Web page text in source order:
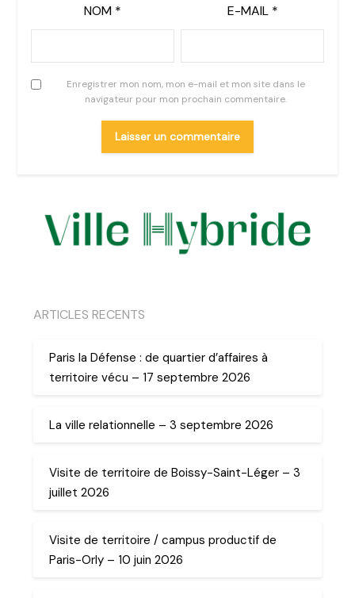
NOM * E-MAIL *
Enregistrer mon nom, mon e-mail et mon site dans le
navigateur pour mon prochain commentaire.
ARTICLES RECENTS
Paris la Défense : de quartier d’affaires à
territoire vécu – 17 septembre 2026
La ville relationnelle – 3 septembre 2026
Visite de territoire de Boissy-Saint-Léger – 3
juillet 2026
Visite de territoire / campus productif de
Paris-Orly – 10 juin 2026